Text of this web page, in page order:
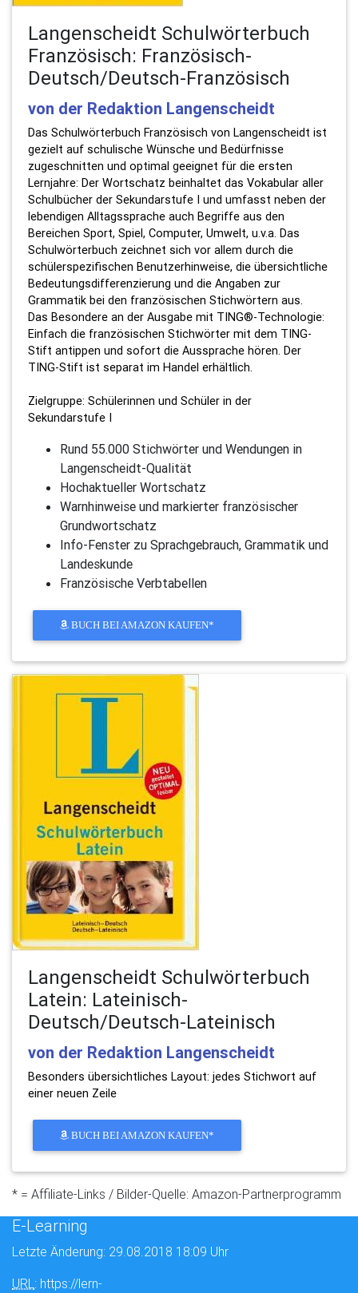
Langenscheidt Schulwörterbuch
Französisch: Französisch-
Deutsch/Deutsch-Französisch
von der Redaktion Langenscheidt
Das Schulwörterbuch Französisch von Langenscheidt ist
gezielt auf schulische Wünsche und Bedürfnisse
zugeschnitten und optimal geeignet für die ersten
Lernjahre: Der Wortschatz beinhaltet das Vokabular aller
Schulbücher der Sekundarstufe I und umfasst neben der
lebendigen Alltagssprache auch Begriffe aus den
Bereichen Sport, Spiel, Computer, Umwelt, u.v.a. Das
Schulwörterbuch zeichnet sich vor allem durch die
schülerspezifischen Benutzerhinweise, die übersichtliche
Bedeutungsdifferenzierung und die Angaben zur
Grammatik bei den französischen Stichwörtern aus.
Das Besondere an der Ausgabe mit TING®-Technologie:
Einfach die französischen Stichwörter mit dem TING-
Stift antippen und sofort die Aussprache hören. Der
TING-Stift ist separat im Handel erhältlich.
Zielgruppe: Schülerinnen und Schüler in der
Sekundarstufe I
Rund 55.000 Stichwörter und Wendungen in
Langenscheidt-Qualität
Hochaktueller Wortschatz
Warnhinweise und markierter französischer
Grundwortschatz
Info-Fenster zu Sprachgebrauch, Grammatik und
Landeskunde
Französische Verbtabellen
BUCH BEI AMAZON KAUFEN*
Langenscheidt Schulwörterbuch
Latein: Lateinisch-
Deutsch/Deutsch-Lateinisch
von der Redaktion Langenscheidt
Besonders übersichtliches Layout: jedes Stichwort auf
einer neuen Zeile
BUCH BEI AMAZON KAUFEN*
* = Affiliate-Links / Bilder-Quelle: Amazon-Partnerprogramm
E-Learning
Letzte Änderung: 29.08.2018 18:09 Uhr
URL: https://lern-